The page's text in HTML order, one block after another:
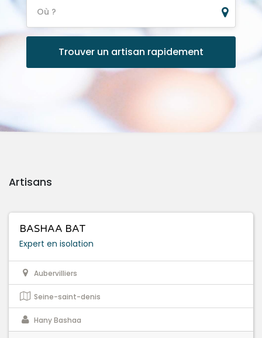
Où ?
Artisans
BASHAA BAT
Expert en isolation
Aubervilliers
Seine-saint-denis
Hany Bashaa